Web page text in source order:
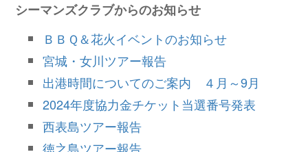
シーマンズクラブからのお知らせ
ＢＢＱ＆花火イベントのお知らせ
宮城・女川ツアー報告
出港時間についてのご案内 ４月～9月
2024年度協力金チケット当選番号発表
西表島ツアー報告
徳之島ツアー報告